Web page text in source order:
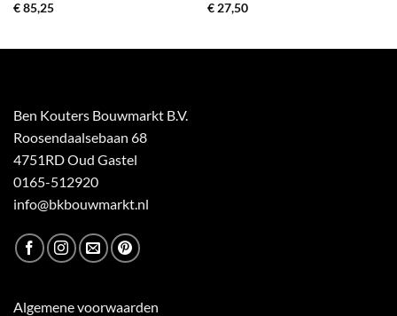
€85,25
€27,50
Ben Kouters Bouwmarkt B.V.
Roosendaalsebaan 68
4751RD Oud Gastel
0165-512920
info@bkbouwmarkt.nl
Algemene voorwaarden